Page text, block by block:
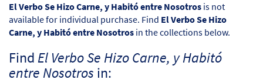
El Verbo Se Hizo Carne, y Habitó entre Nosotros is not
available for individual purchase. Find El Verbo Se Hizo
Carne, y Habitó entre Nosotros in the collections below.
Find El Verbo Se Hizo Carne, y Habitó
entre Nosotros in: